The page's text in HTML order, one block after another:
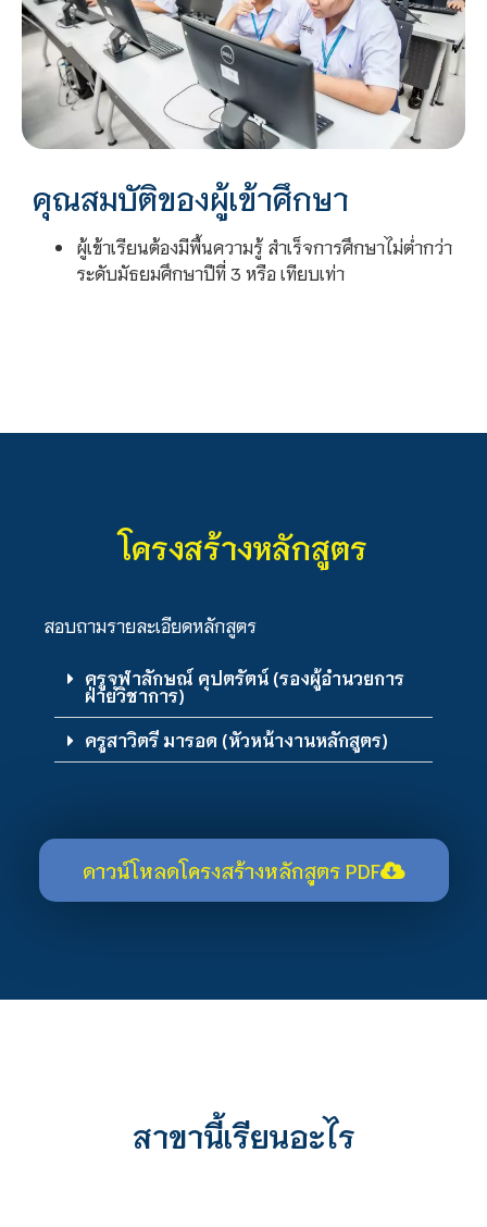
คุณสมบัติของผู้เข้าศึกษา
ผู้เข้าเรียนต้องมีพื้นความรู้ สําเร็จการศึกษาไม่ต่ำกว่า
ระดับมัธยมศึกษาปีที่ 3 หรือ เทียบเท่า
โครงสร้างหลักสูตร
สอบถามรายละเอียดหลักสูตร
ครูจุฬาลักษณ์ คุปตรัตน์ (รองผู้อำนวยการ
ฝ่ายวิชาการ)
ครูสาวิตรี มารอด (หัวหน้างานหลักสูตร)
ดาวน์โหลดโครงสร้างหลักสูตร PDF
สาขานี้เรียนอะไร